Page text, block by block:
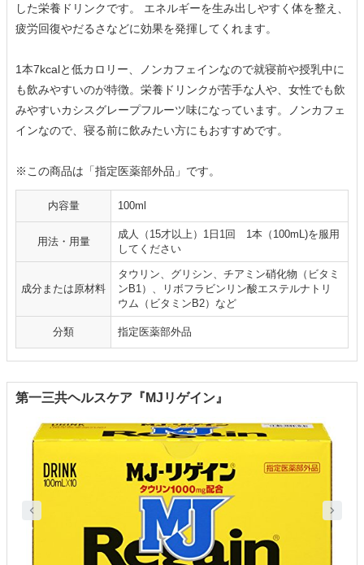
した栄養ドリンクです。 エネルギーを生み出しやすく体を整え、
疲労回復やだるさなどに効果を発揮してくれます。
1本7kcalと低カロリー、ノンカフェインなので就寝前や授乳中に
も飲みやすいのが特徴。栄養ドリンクが苦手な人や、女性でも飲
みやすいカシスグレープフルーツ味になっています。ノンカフェ
インなので、寝る前に飲みたい方にもおすすめです。
※この商品は「指定医薬部外品」です。
内容量 100ml
用法・用量
成人（15才以上）1日1回 1本（100mL)を服用
してください
成分または原材料
タウリン、グリシン、チアミン硝化物（ビタミ
ンB1）、リボフラビンリン酸エステルナトリ
ウム（ビタミンB2）など
分類 指定医薬部外品
第一三共ヘルスケア『MJリゲイン』